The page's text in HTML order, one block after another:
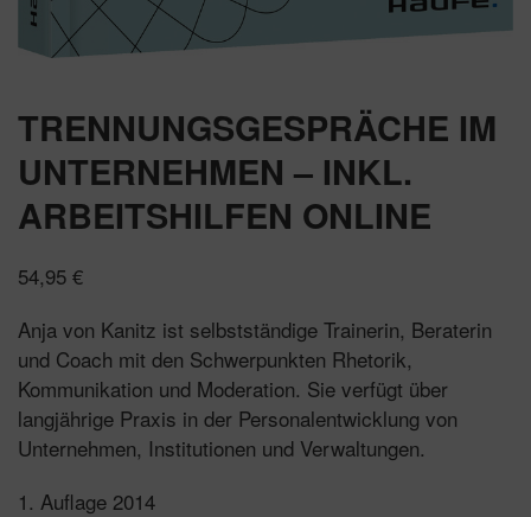
TRENNUNGSGESPRÄCHE IM
UNTERNEHMEN – INKL.
ARBEITSHILFEN ONLINE
54,95 €
Anja von Kanitz ist selbstständige Trainerin, Beraterin
und Coach mit den Schwerpunkten Rhetorik,
Kommunikation und Moderation. Sie verfügt über
langjährige Praxis in der Personalentwicklung von
Unternehmen, Institutionen und Verwaltungen.
1. Auflage 2014